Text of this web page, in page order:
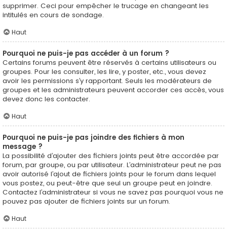
supprimer. Ceci pour empêcher le trucage en changeant les
intitulés en cours de sondage.
Haut
Pourquoi ne puis-je pas accéder à un forum ?
Certains forums peuvent être réservés à certains utilisateurs ou
groupes. Pour les consulter, les lire, y poster, etc., vous devez
avoir les permissions s’y rapportant. Seuls les modérateurs de
groupes et les administrateurs peuvent accorder ces accès, vous
devez donc les contacter.
Haut
Pourquoi ne puis-je pas joindre des fichiers à mon
message ?
La possibilité d’ajouter des fichiers joints peut être accordée par
forum, par groupe, ou par utilisateur. L’administrateur peut ne pas
avoir autorisé l’ajout de fichiers joints pour le forum dans lequel
vous postez, ou peut-être que seul un groupe peut en joindre.
Contactez l’administrateur si vous ne savez pas pourquoi vous ne
pouvez pas ajouter de fichiers joints sur un forum.
Haut